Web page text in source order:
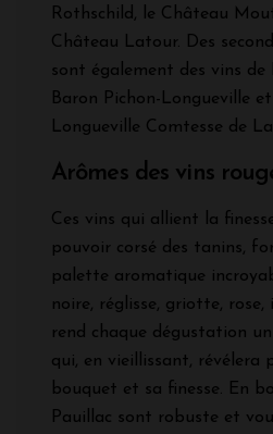
Rothschild, le Château
Château Latour. Des
sont également des vins de
Baron Pichon-Longueville
Longueville Comtesse de
Arômes des vins
Ces vins qui allient la
pouvoir corsé des tanins,
palette aromatique
noire, réglisse, griotte, rose,
rend chaque dégustation
qui, en vieillissant, révélera
bouquet et sa finesse. En
Pauillac sont robuste et